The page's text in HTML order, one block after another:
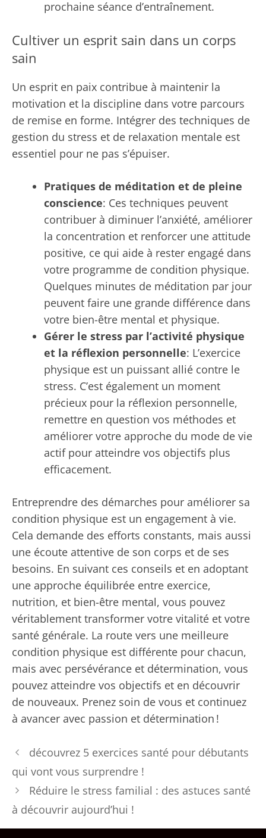
prochaine séance d’entraînement.
Cultiver un esprit sain dans un corps
sain
Un esprit en paix contribue à maintenir la
motivation et la discipline dans votre parcours
de remise en forme. Intégrer des techniques de
gestion du stress et de relaxation mentale est
essentiel pour ne pas s’épuiser.
Pratiques de méditation et de pleine
conscience: Ces techniques peuvent
contribuer à diminuer l’anxiété, améliorer
la concentration et renforcer une attitude
positive, ce qui aide à rester engagé dans
votre programme de condition physique.
Quelques minutes de méditation par jour
peuvent faire une grande différence dans
votre bien-être mental et physique.
Gérer le stress par l’activité physique
et la réflexion personnelle: L’exercice
physique est un puissant allié contre le
stress. C’est également un moment
précieux pour la réflexion personnelle,
remettre en question vos méthodes et
améliorer votre approche du mode de vie
actif pour atteindre vos objectifs plus
efficacement.
Entreprendre des démarches pour améliorer sa
condition physique est un engagement à vie.
Cela demande des efforts constants, mais aussi
une écoute attentive de son corps et de ses
besoins. En suivant ces conseils et en adoptant
une approche équilibrée entre exercice,
nutrition, et bien-être mental, vous pouvez
véritablement transformer votre vitalité et votre
santé générale. La route vers une meilleure
condition physique est différente pour chacun,
mais avec persévérance et détermination, vous
pouvez atteindre vos objectifs et en découvrir
de nouveaux. Prenez soin de vous et continuez
à avancer avec passion et détermination !
découvrez 5 exercices santé pour débutants
qui vont vous surprendre !
Réduire le stress familial : des astuces santé
à découvrir aujourd’hui !